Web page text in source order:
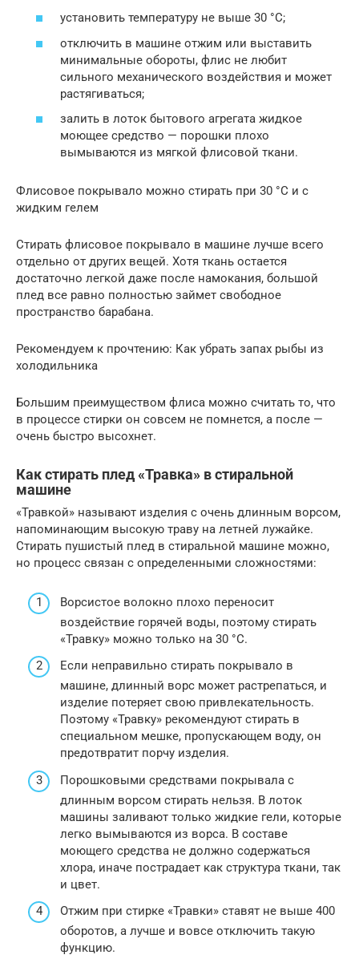
установить температуру не выше 30 °С;
отключить в машине отжим или выставить
минимальные обороты, флис не любит
сильного механического воздействия и может
растягиваться;
залить в лоток бытового агрегата жидкое
моющее средство — порошки плохо
вымываются из мягкой флисовой ткани.
Флисовое покрывало можно стирать при 30 °С и с
жидким гелем
Стирать флисовое покрывало в машине лучше всего
отдельно от других вещей. Хотя ткань остается
достаточно легкой даже после намокания, большой
плед все равно полностью займет свободное
пространство барабана.
Рекомендуем к прочтению: Как убрать запах рыбы из
холодильника
Большим преимуществом флиса можно считать то, что
в процессе стирки он совсем не помнется, а после —
очень быстро высохнет.
Как стирать плед «Травка» в стиральной
машине
«Травкой» называют изделия с очень длинным ворсом,
напоминающим высокую траву на летней лужайке.
Стирать пушистый плед в стиральной машине можно,
но процесс связан с определенными сложностями:
Ворсистое волокно плохо переносит
воздействие горячей воды, поэтому стирать
«Травку» можно только на 30 °С.
Если неправильно стирать покрывало в
машине, длинный ворс может растрепаться, и
изделие потеряет свою привлекательность.
Поэтому «Травку» рекомендуют стирать в
специальном мешке, пропускающем воду, он
предотвратит порчу изделия.
Порошковыми средствами покрывала с
длинным ворсом стирать нельзя. В лоток
машины заливают только жидкие гели, которые
легко вымываются из ворса. В составе
моющего средства не должно содержаться
хлора, иначе пострадает как структура ткани, так
и цвет.
Отжим при стирке «Травки» ставят не выше 400
оборотов, а лучше и вовсе отключить такую
функцию.